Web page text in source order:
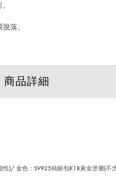
落。
商品詳細
)/ 金色：SV925純銀包K18黃金塗層(不